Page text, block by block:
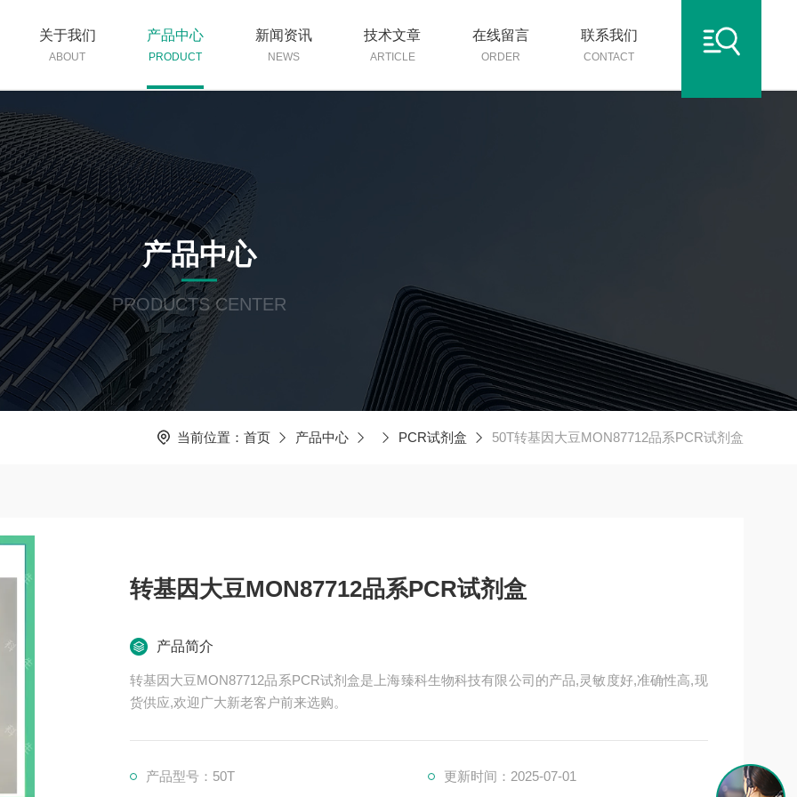
关于我们
ABOUT
产品中心
PRODUCT
新闻资讯
NEWS
技术文章
ARTICLE
在线留言
ORDER
联系我们
CONTACT
产品中心
PRODUCTS CENTER
当前位置： 首页 产品中心 PCR试剂盒 50T转基因大豆MON87712品系PCR试剂盒
转基因大豆MON87712品系PCR试剂盒
产品简介
转基因大豆MON87712品系PCR试剂盒是上海臻科生物科技有限公司的产品,灵敏度好,准确性高,现
货供应,欢迎广大新老客户前来选购。
产品型号：50T 更新时间：2025-07-01